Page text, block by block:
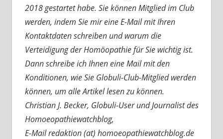
2018 gestartet habe. Sie können Mitglied im Club
werden, indem Sie mir eine E-Mail mit Ihren
Kontaktdaten schreiben und warum die
Verteidigung der Homöopathie für Sie wichtig ist.
Dann schreibe ich Ihnen eine Mail mit den
Konditionen, wie Sie Globuli-Club-Mitglied werden
können, um alle Artikel lesen zu können.
Christian J. Becker, Globuli-User und Journalist des
Homoeopathiewatchblog,
E-Mail redaktion (at) homoeopathiewatchblog.de